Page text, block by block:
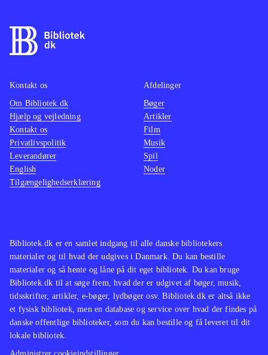
Bibliotek.dk er en samlet indgang til alle danske bibliotekers
materialer og til hvad der udgives i Danmark. Du kan bestille
materialer og så hente og låne på dit eget bibliotek. Du kan bruge
Bibliotek.dk til at søge frem, hvad der er udgivet af bøger, musik,
tidsskrifter, artikler, e-bøger, lydbøger osv. Bibliotek.dk er altså ikke
et fysisk bibliotek, men en database og service over hvad der findes på
danske offentlige biblioteker, som du kan bestille og få leveret til dit
lokale bibliotek.
Kontakt os
Om Bibliotek.dk
Hjælp og vejledning
Kontakt os
Privatlivspolitik
Leverandører
English
Tilgængelighedserklæring
Afdelinger
Bøger
Artikler
Film
Musik
Spil
Noder